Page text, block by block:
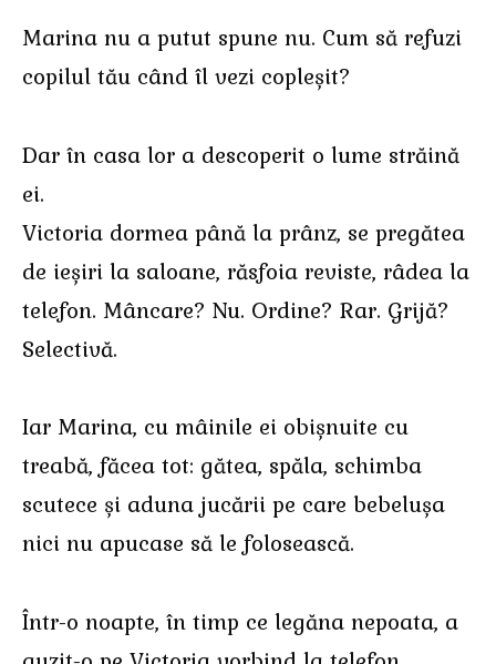
Marina nu a putut spune nu. Cum să refuzi
copilul tău când îl vezi copleșit?
Dar în casa lor a descoperit o lume străină
ei.
Victoria dormea până la prânz, se pregătea
de ieșiri la saloane, răsfoia reviste, râdea la
telefon. Mâncare? Nu. Ordine? Rar. Grijă?
Selectivă.
Iar Marina, cu mâinile ei obișnuite cu
treabă, făcea tot: gătea, spăla, schimba
scutece și aduna jucării pe care bebelușa
nici nu apucase să le folosească.
Într-o noapte, în timp ce legăna nepoata, a